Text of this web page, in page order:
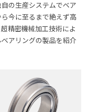
の⽣産システムでベア
今に至るまで絶えず高
精密機械加工技術によ
アリングの製品を紹介